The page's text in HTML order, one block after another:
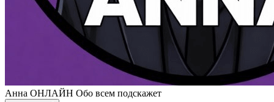
Анна ОНЛАЙН Обо всем подскажет